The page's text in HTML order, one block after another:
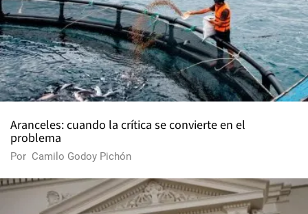
Aranceles: cuando la crítica se convierte en el
problema
Por Camilo Godoy Pichón